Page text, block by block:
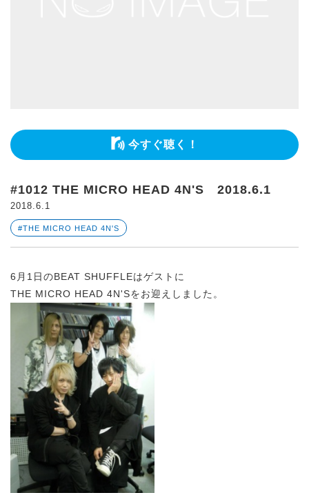
今すぐ聴く！
#1012 THE MICRO HEAD 4N'S 2018.6.1
2018.6.1
#THE MICRO HEAD 4N'S
6月1日のBEAT SHUFFLEはゲストに
THE MICRO HEAD 4N'Sをお迎えしました。